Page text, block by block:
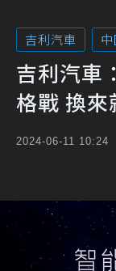
吉利汽車
吉利汽車
格戰 換來
2024-06-11 10:24